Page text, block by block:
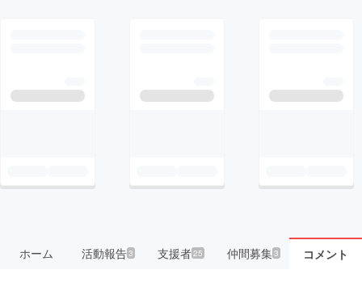
ホーム 活動報告3 支援者25 仲間募集3 コメント